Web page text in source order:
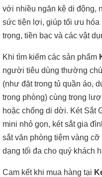
với nhiều ngăn kệ di động,
sức tiện lợi, giúp tối ưu
trọng, tiền bạc và các vật
Khi tìm kiếm các sản phẩm
người tiêu dùng thường
(như đặt trong tủ quần áo,
trong phòng) cùng trọng
hoặc chống di dời. Két Sắt
mini nhỏ gọn, két sắt gia
sắt văn phòng tiệm vàng
dạng tối đa cho quý khách
Cam kết khi mua hàng tại